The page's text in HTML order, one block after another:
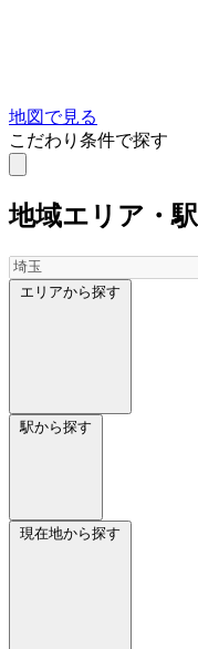
地図で見る
こだわり条件で探す
地域エリア・駅
エリアから探す
駅から探す
現在地から探す